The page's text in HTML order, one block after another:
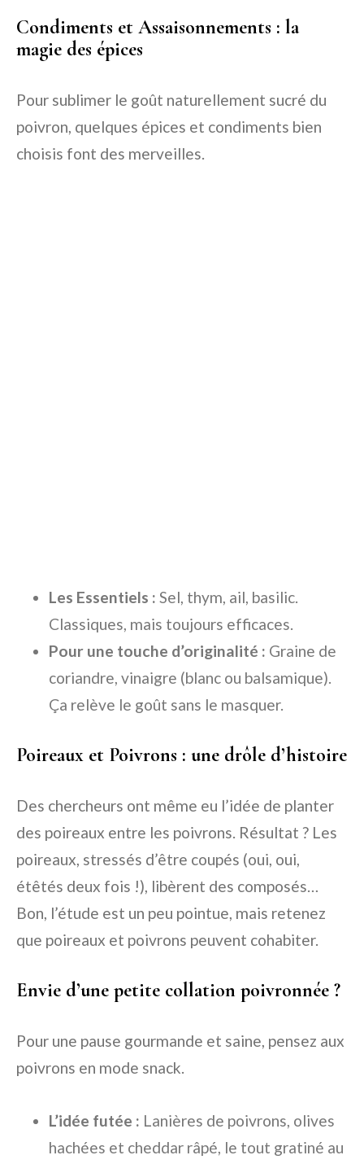
Condiments et Assaisonnements : la
magie des épices
Pour sublimer le goût naturellement sucré du
poivron, quelques épices et condiments bien
choisis font des merveilles.
Les Essentiels : Sel, thym, ail, basilic.
Classiques, mais toujours efficaces.
Pour une touche d’originalité : Graine de
coriandre, vinaigre (blanc ou balsamique).
Ça relève le goût sans le masquer.
Poireaux et Poivrons : une drôle d’histoire
Des chercheurs ont même eu l’idée de planter
des poireaux entre les poivrons. Résultat ? Les
poireaux, stressés d’être coupés (oui, oui,
étêtés deux fois !), libèrent des composés…
Bon, l’étude est un peu pointue, mais retenez
que poireaux et poivrons peuvent cohabiter.
Envie d’une petite collation poivronnée ?
Pour une pause gourmande et saine, pensez aux
poivrons en mode snack.
L’idée futée : Lanières de poivrons, olives
hachées et cheddar râpé, le tout gratiné au